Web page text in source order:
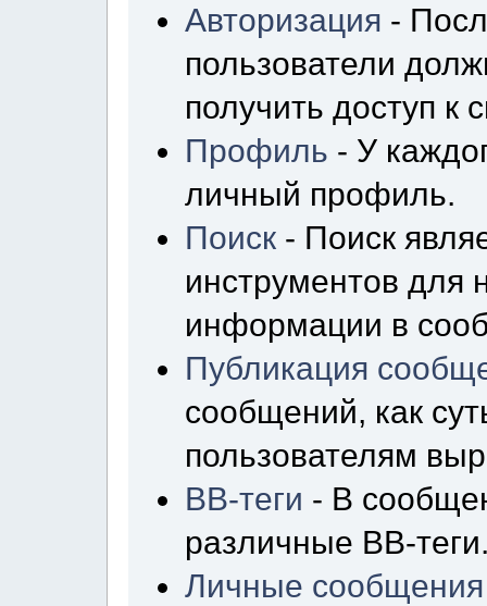
Авторизация -
пользователи
получить доступ к
Профиль - У
личный профиль.
Поиск - Поиск
инструментов для
информации в
Публикация
сообщений, как
пользователям
BB-теги - В
различные BB-
Личные сообщения